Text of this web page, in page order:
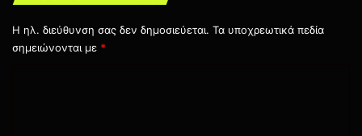
Η ηλ. διεύθυνση σας δεν δημοσιεύεται. Τα υποχρεωτικά πεδία
σημειώνονται με *